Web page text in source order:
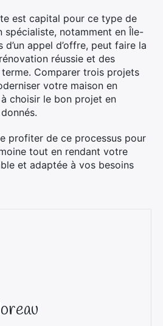
est capital pour ce type de
spécialiste, notamment en Île-
appel d’offre, peut faire la
réussie et des
Comparer trois projets
votre maison en
choisir le bon projet en
profiter de ce processus pour
tout en rendant votre
et adaptée à vos besoins